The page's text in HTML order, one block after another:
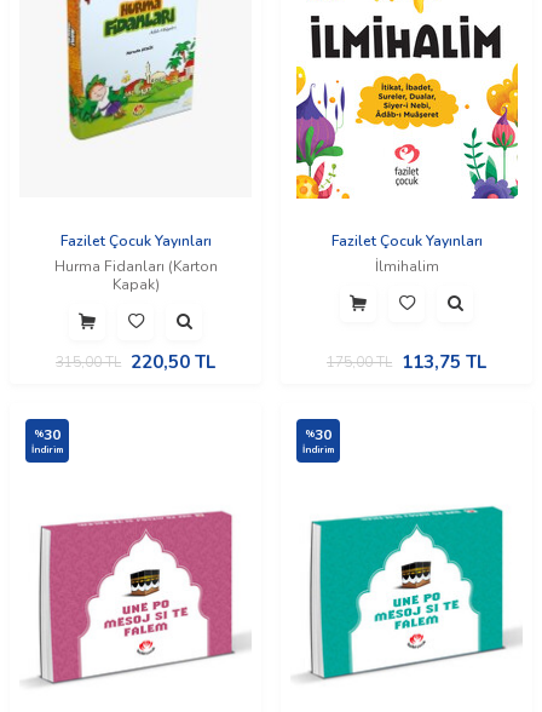
Fazilet Çocuk Yayınları
Hurma Fidanları (Karton
Kapak)
315,00TL 220,50 TL
Fazilet Çocuk Yayınları
İlmihalim
175,00TL 113,75 TL
%30
İndirim
%30
İndirim